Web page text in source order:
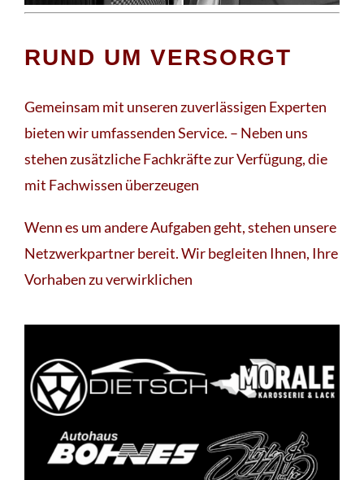
RUND UM VERSORGT
Gemeinsam mit unseren zuverlässigen Experten
bieten wir umfassenden Service. – Neben uns
stehen zusätzliche Fachkräfte zur Verfügung, die
mit Fachwissen überzeugen
Wenn es um andere Aufgaben geht, stehen unsere
Netzwerkpartner bereit. Wir begleiten Ihnen, Ihre
Vorhaben zu verwirklichen